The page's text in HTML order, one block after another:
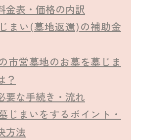
金表・価格の内訳
まい(墓地返還)の補助金
市営墓地のお墓を墓じま
？
要な手続き・流れ
じまいをするポイント・
方法